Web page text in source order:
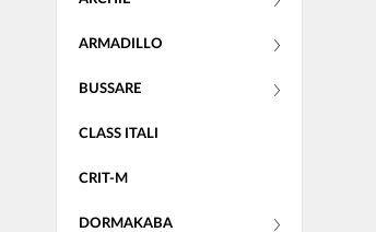
ARMADILLO
BUSSARE
CLASS ITALI
CRIT-M
DORMAKABA